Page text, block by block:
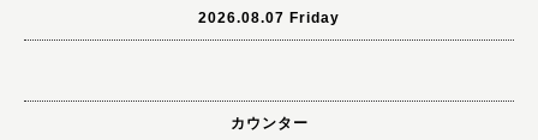
2026.08.07 Friday
カウンター